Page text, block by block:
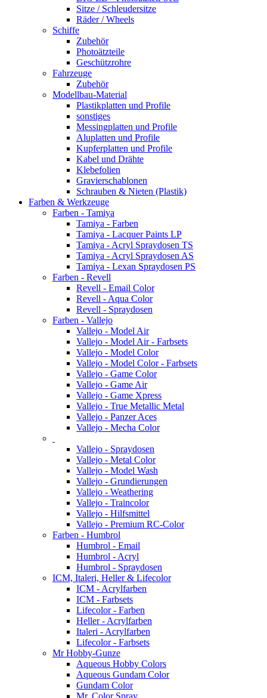
Sitze / Schleudersitze
Räder / Wheels
Schiffe
Zubehör
Photoätzteile
Geschützrohre
Fahrzeuge
Zubehör
Modellbau-Material
Plastikplatten und Profile
sonstiges
Messingplatten und Profile
Aluplatten und Profile
Kupferplatten und Profile
Kabel und Drähte
Klebefolien
Gravierschablonen
Schrauben & Nieten (Plastik)
Farben & Werkzeuge
Farben - Tamiya
Tamiya - Farben
Tamiya - Lacquer Paints LP
Tamiya - Acryl Spraydosen TS
Tamiya - Acryl Spraydosen AS
Tamiya - Lexan Spraydosen PS
Farben - Revell
Revell - Email Color
Revell - Aqua Color
Revell - Spraydosen
Farben - Vallejo
Vallejo - Model Air
Vallejo - Model Air - Farbsets
Vallejo - Model Color
Vallejo - Model Color - Farbsets
Vallejo - Game Color
Vallejo - Game Air
Vallejo - Game Xpress
Vallejo - True Metallic Metal
Vallejo - Panzer Aces
Vallejo - Mecha Color
Vallejo - Spraydosen
Vallejo - Metal Color
Vallejo - Model Wash
Vallejo - Grundierungen
Vallejo - Weathering
Vallejo - Traincolor
Vallejo - Hilfsmittel
Vallejo - Premium RC-Color
Farben - Humbrol
Humbrol - Email
Humbrol - Acryl
Humbrol - Spraydosen
ICM, Italeri, Heller & Lifecolor
ICM - Acrylfarben
ICM - Farbsets
Lifecolor - Farben
Heller - Acrylfarben
Italeri - Acrylfarben
Lifecolor - Farbsets
Mr Hobby-Gunze
Aqueous Hobby Colors
Aqueous Gundam Color
Gundam Color
Mr. Color Spray